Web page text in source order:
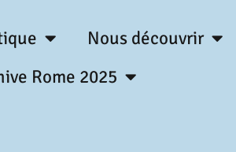
Nous découvrir
Rome 2025